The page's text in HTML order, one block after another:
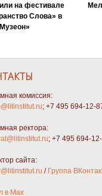
на фестивале
Слова» в
комиссия:
; +7 495 694-12-
ректора:
; +7 495 694-
сайта:
/ Группа
в Max